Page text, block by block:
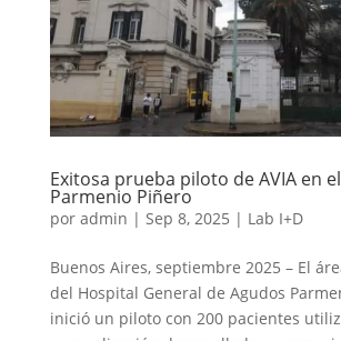
Exitosa prueba piloto de AVIA en
Parmenio Piñero
por admin | Sep 8, 2025 | Lab I+D
Buenos Aires, septiembre 2025 – El
del Hospital General de Agudos
inició un piloto con 200 pacientes